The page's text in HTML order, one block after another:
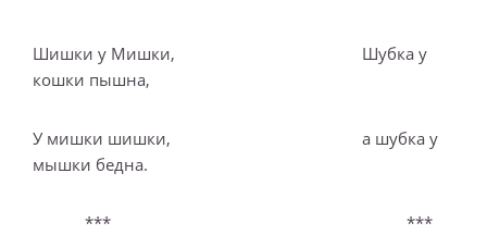
Шишки у Мишки, Шубка у
кошки пышна,
У мишки шишки, а шубка у
мышки бедна.
*** ***